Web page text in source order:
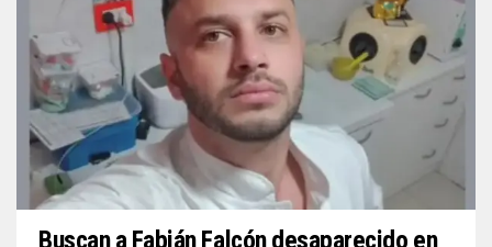
Buscan a Fabián Falcón desaparecido en